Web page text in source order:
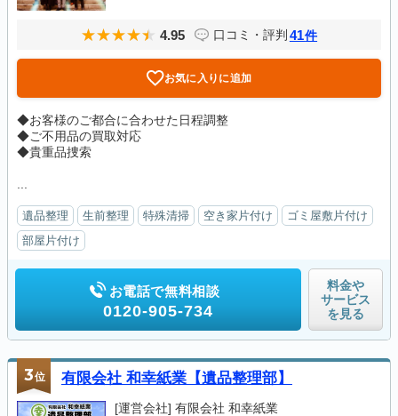
4.95 口コミ・評判 41件
お気に入りに追加
◆お客様のご都合に合わせた日程調整
◆ご不用品の買取対応
◆貴重品捜索
遺品整理 生前整理 特殊清掃 空き家片付け
ゴミ屋敷片付け
部屋片付け
お電話で無料相談
0120-905-734
料金や
サービス
を見る
3位 有限会社 和幸紙業【遺品整理部】
[運営会社] 有限会社 和幸紙業